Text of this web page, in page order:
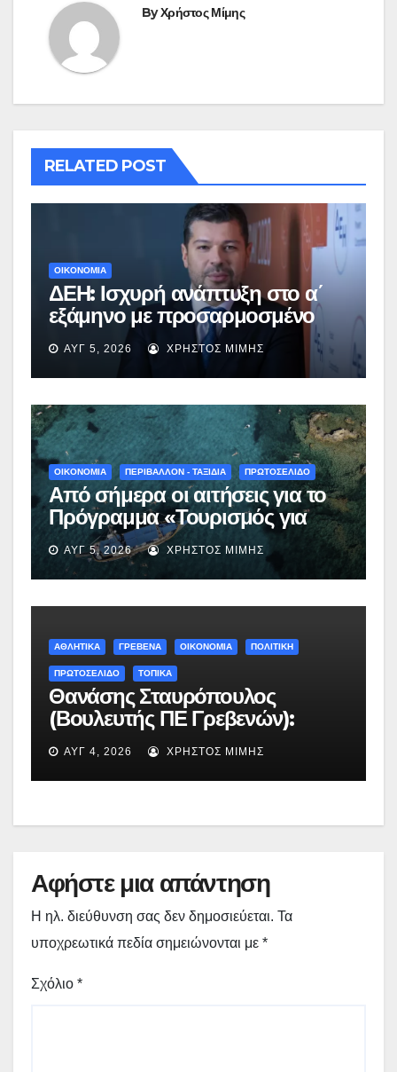
ByΧρήστος Μίμης
RELATED POST
ΟΙΚΟΝΟΜΙΑ
ΔΕΗ: Ισχυρή ανάπτυξη στο α΄
εξάμηνο με προσαρμοσμένο
EBITDA στα €1,2 δισ.
ΑΥΓ 5, 2026 ΧΡΉΣΤΟΣ ΜΊΜΗΣ
ΟΙΚΟΝΟΜΙΑ ΠΕΡΙΒΑΛΛΟΝ - ΤΑΞΙΔΙΑ ΠΡΩΤΟΣΕΛΙΔΟ
Από σήμερα οι αιτήσεις για το
Πρόγραμμα «Τουρισμός για
Όλους 2026-2027» – Πότε λήγει
η προσθεσμία
ΑΥΓ 5, 2026 ΧΡΉΣΤΟΣ ΜΊΜΗΣ
ΑΘΛΗΤΙΚΑ ΓΡΕΒΕΝΑ ΟΙΚΟΝΟΜΙΑ ΠΟΛΙΤΙΚΗ
ΠΡΩΤΟΣΕΛΙΔΟ ΤΟΠΙΚΑ
Θανάσης Σταυρόπουλος
(Βουλευτής ΠΕ Γρεβενών):
Έκτακτη χρηματοδότηση
400.000€ για επιπλέον
εργασίες στο Δημοτικό Στάδιο
ΑΥΓ 4, 2026 ΧΡΉΣΤΟΣ ΜΊΜΗΣ
Αφήστε μια απάντηση
Η ηλ. διεύθυνση σας δεν δημοσιεύεται. Τα
υποχρεωτικά πεδία σημειώνονται με *
Σχόλιο *